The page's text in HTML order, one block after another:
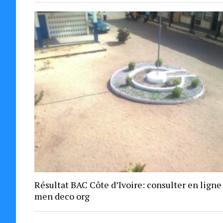
Résultat BAC Côte d’Ivoire: consulter en
men deco org